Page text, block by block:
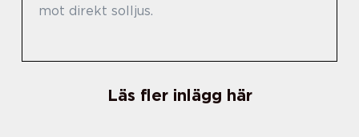
mot direkt solljus.
Läs fler inlägg här